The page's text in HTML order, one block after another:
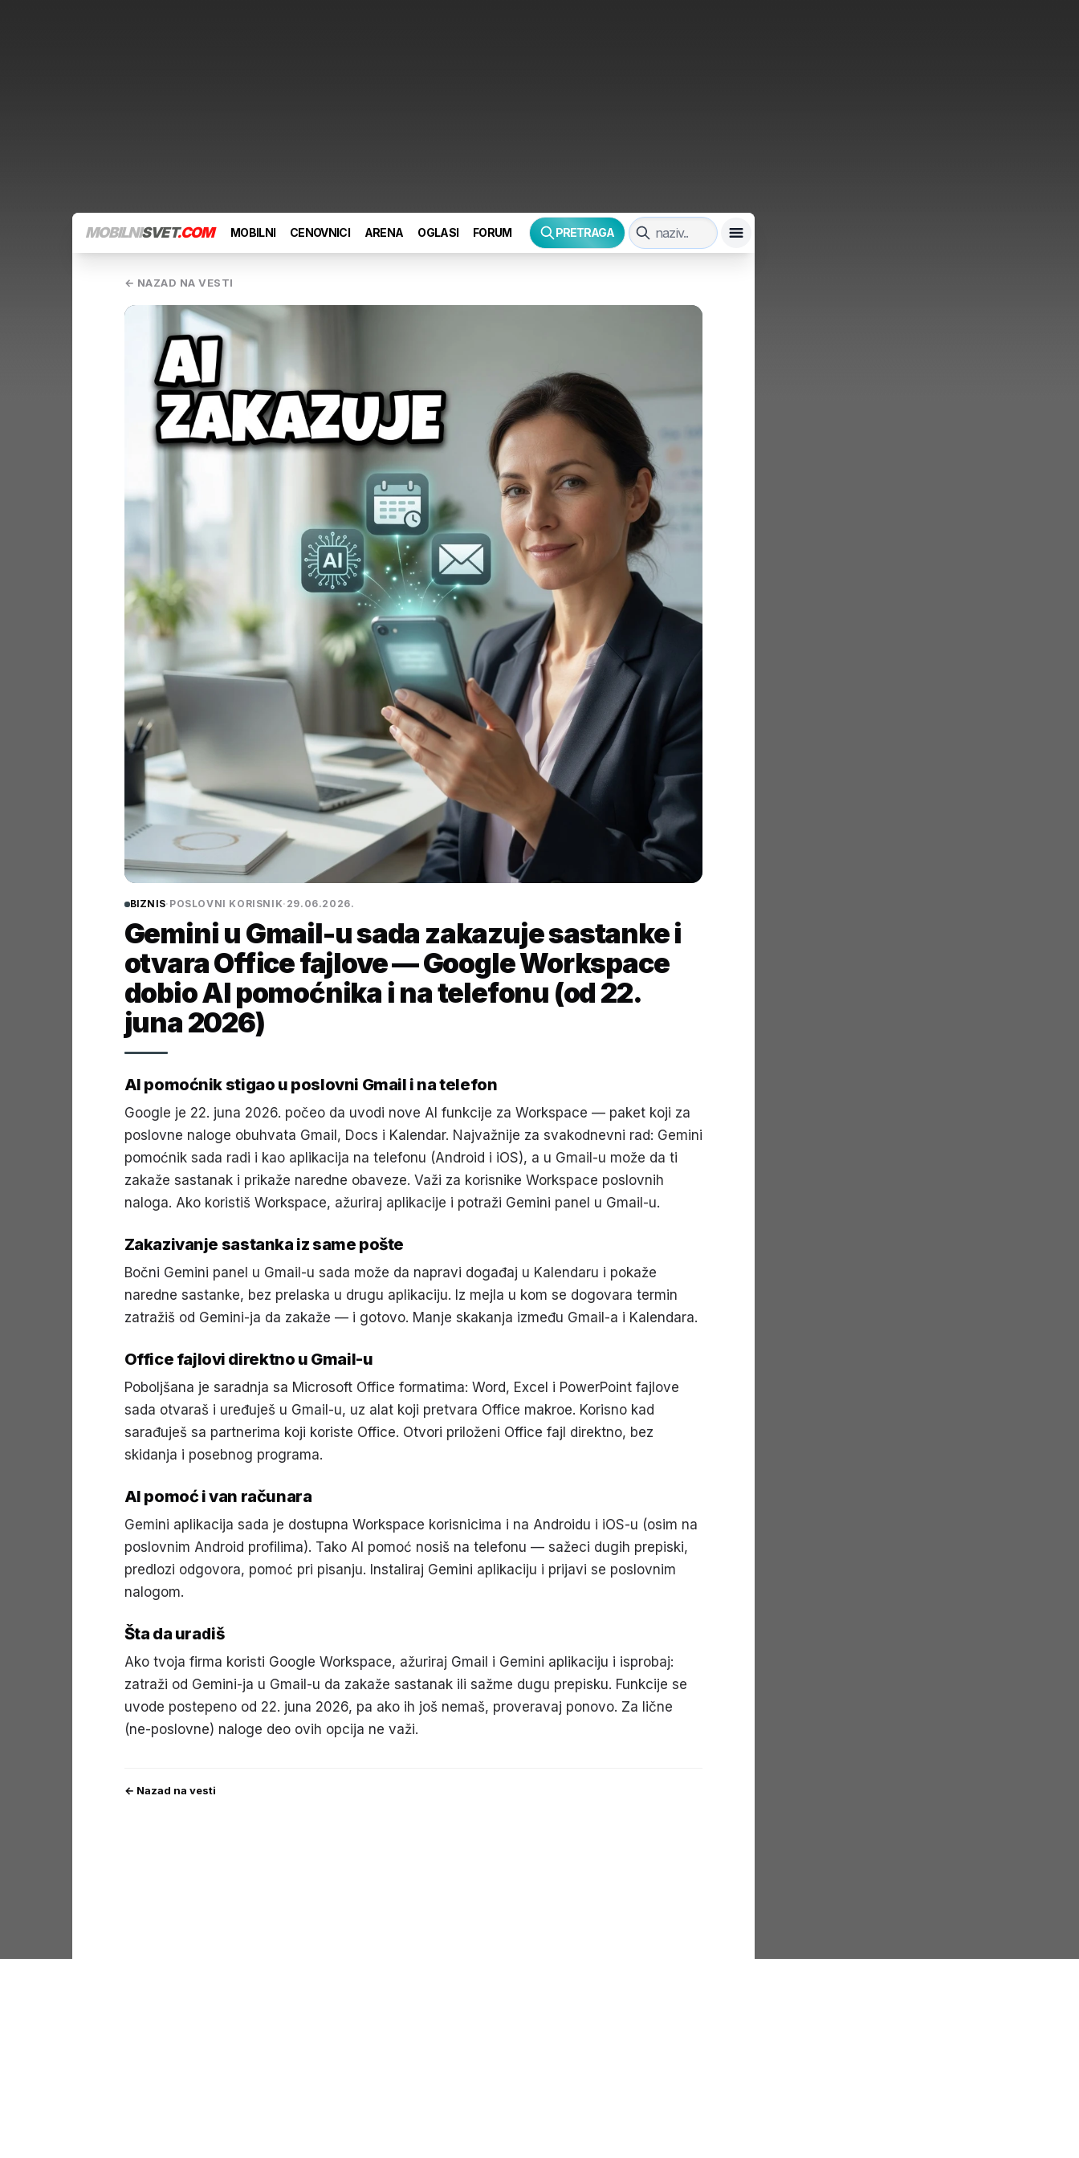
MOBILNISVET.COM MOBILNI CENOVNICI ARENA OGLASI FORUM PRETRAGA
← NAZAD NA VESTI
BIZNIS· POSLOVNI KORISNIK· 29.06.2026.
Gemini u Gmail-u sada zakazuje sastanke i
otvara Office fajlove — Google Workspace
dobio AI pomoćnika i na telefonu (od 22.
juna 2026)
AI pomoćnik stigao u poslovni Gmail i na telefon
Google je 22. juna 2026. počeo da uvodi nove AI funkcije za Workspace — paket koji za
poslovne naloge obuhvata Gmail, Docs i Kalendar. Najvažnije za svakodnevni rad: Gemini
pomoćnik sada radi i kao aplikacija na telefonu (Android i iOS), a u Gmail-u može da ti
zakaže sastanak i prikaže naredne obaveze. Važi za korisnike Workspace poslovnih
naloga. Ako koristiš Workspace, ažuriraj aplikacije i potraži Gemini panel u Gmail-u.
Zakazivanje sastanka iz same pošte
Bočni Gemini panel u Gmail-u sada može da napravi događaj u Kalendaru i pokaže
naredne sastanke, bez prelaska u drugu aplikaciju. Iz mejla u kom se dogovara termin
zatražiš od Gemini-ja da zakaže — i gotovo. Manje skakanja između Gmail-a i Kalendara.
Office fajlovi direktno u Gmail-u
Poboljšana je saradnja sa Microsoft Office formatima: Word, Excel i PowerPoint fajlove
sada otvaraš i uređuješ u Gmail-u, uz alat koji pretvara Office makroe. Korisno kad
sarađuješ sa partnerima koji koriste Office. Otvori priloženi Office fajl direktno, bez
skidanja i posebnog programa.
AI pomoć i van računara
Gemini aplikacija sada je dostupna Workspace korisnicima i na Androidu i iOS-u (osim na
poslovnim Android profilima). Tako AI pomoć nosiš na telefonu — sažeci dugih prepiski,
predlozi odgovora, pomoć pri pisanju. Instaliraj Gemini aplikaciju i prijavi se poslovnim
nalogom.
Šta da uradiš
Ako tvoja firma koristi Google Workspace, ažuriraj Gmail i Gemini aplikaciju i isprobaj:
zatraži od Gemini-ja u Gmail-u da zakaže sastanak ili sažme dugu prepisku. Funkcije se
uvode postepeno od 22. juna 2026, pa ako ih još nemaš, proveravaj ponovo. Za lične
(ne-poslovne) naloge deo ovih opcija ne važi.
← Nazad na vesti